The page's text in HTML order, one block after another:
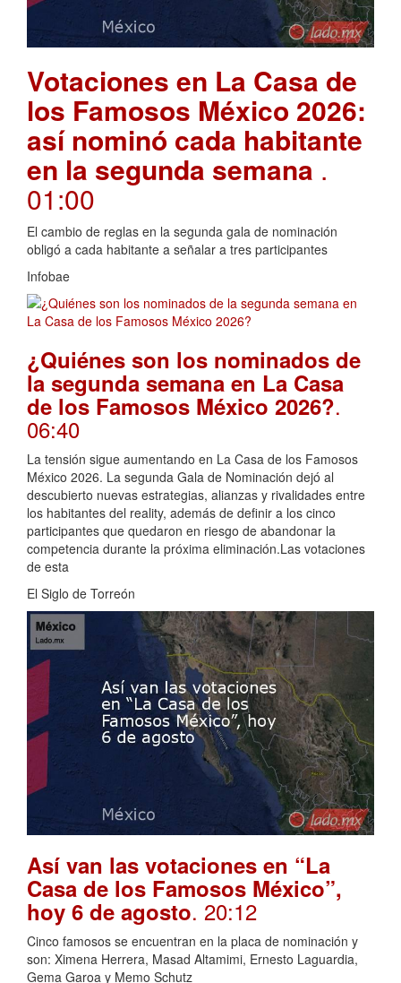
Votaciones en La Casa de
los Famosos México 2026:
así nominó cada habitante
en la segunda semana .
01:00
El cambio de reglas en la segunda gala de nominación
obligó a cada habitante a señalar a tres participantes
Infobae
¿Quiénes son los nominados de
la segunda semana en La Casa
de los Famosos México 2026?.
06:40
La tensión sigue aumentando en La Casa de los Famosos
México 2026. La segunda Gala de Nominación dejó al
descubierto nuevas estrategias, alianzas y rivalidades entre
los habitantes del reality, además de definir a los cinco
participantes que quedaron en riesgo de abandonar la
competencia durante la próxima eliminación.Las votaciones
de esta
El Siglo de Torreón
Así van las votaciones en “La
Casa de los Famosos México”,
hoy 6 de agosto. 20:12
Cinco famosos se encuentran en la placa de nominación y
son: Ximena Herrera, Masad Altamimi, Ernesto Laguardia,
Gema Garoa y Memo Schutz